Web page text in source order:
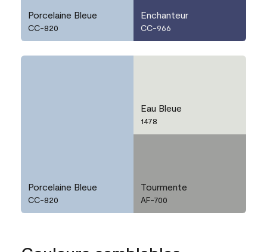
Porcelaine Bleue
CC-820
Enchanteur
CC-966
Porcelaine Bleue
CC-820
Eau Bleue
1478
Tourmente
AF-700